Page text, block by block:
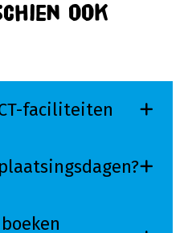
ook
faciliteiten